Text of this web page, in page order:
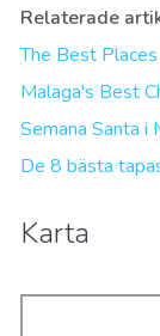
Relaterade
The Best
Malaga's Best
Semana Santa i
De 8 bästa
Karta